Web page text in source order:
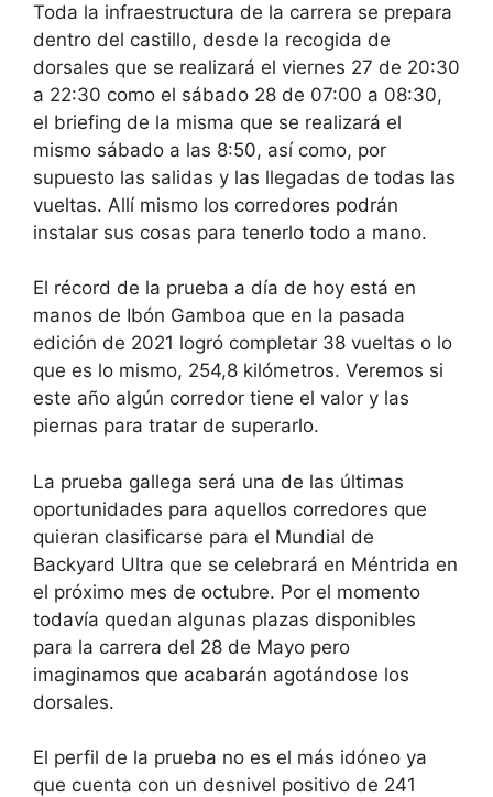
Toda la infraestructura de la carrera se prepara
dentro del castillo, desde la recogida de
dorsales que se realizará el viernes 27 de 20:30
a 22:30 como el sábado 28 de 07:00 a 08:30,
el briefing de la misma que se realizará el
mismo sábado a las 8:50, así como, por
supuesto las salidas y las llegadas de todas las
vueltas. Allí mismo los corredores podrán
instalar sus cosas para tenerlo todo a mano.
El récord de la prueba a día de hoy está en
manos de Ibón Gamboa que en la pasada
edición de 2021 logró completar 38 vueltas o lo
que es lo mismo, 254,8 kilómetros. Veremos si
este año algún corredor tiene el valor y las
piernas para tratar de superarlo.
La prueba gallega será una de las últimas
oportunidades para aquellos corredores que
quieran clasificarse para el Mundial de
Backyard Ultra que se celebrará en Méntrida en
el próximo mes de octubre. Por el momento
todavía quedan algunas plazas disponibles
para la carrera del 28 de Mayo pero
imaginamos que acabarán agotándose los
dorsales.
El perfil de la prueba no es el más idóneo ya
que cuenta con un desnivel positivo de 241